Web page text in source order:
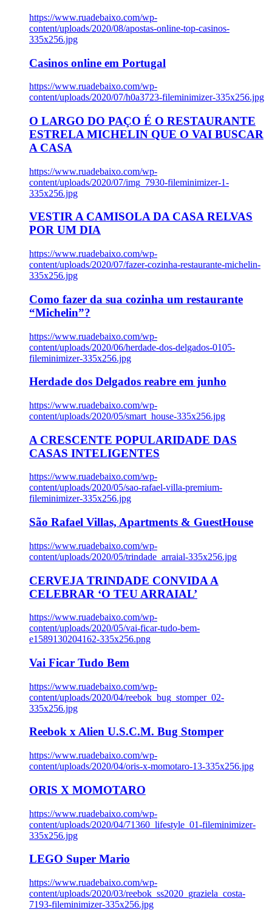
https://www.ruadebaixo.com/wp-
content/uploads/2020/08/apostas-online-top-casinos-
335x256.jpg
Casinos online em Portugal
https://www.ruadebaixo.com/wp-
content/uploads/2020/07/h0a3723-fileminimizer-335x256.jpg
O LARGO DO PAÇO É O RESTAURANTE
ESTRELA MICHELIN QUE O VAI BUSCAR
A CASA
https://www.ruadebaixo.com/wp-
content/uploads/2020/07/img_7930-fileminimizer-1-
335x256.jpg
VESTIR A CAMISOLA DA CASA RELVAS
POR UM DIA
https://www.ruadebaixo.com/wp-
content/uploads/2020/07/fazer-cozinha-restaurante-michelin-
335x256.jpg
Como fazer da sua cozinha um restaurante
“Michelin”?
https://www.ruadebaixo.com/wp-
content/uploads/2020/06/herdade-dos-delgados-0105-
fileminimizer-335x256.jpg
Herdade dos Delgados reabre em junho
https://www.ruadebaixo.com/wp-
content/uploads/2020/05/smart_house-335x256.jpg
A CRESCENTE POPULARIDADE DAS
CASAS INTELIGENTES
https://www.ruadebaixo.com/wp-
content/uploads/2020/05/sao-rafael-villa-premium-
fileminimizer-335x256.jpg
São Rafael Villas, Apartments & GuestHouse
https://www.ruadebaixo.com/wp-
content/uploads/2020/05/trindade_arraial-335x256.jpg
CERVEJA TRINDADE CONVIDA A
CELEBRAR ‘O TEU ARRAIAL’
https://www.ruadebaixo.com/wp-
content/uploads/2020/05/vai-ficar-tudo-bem-
e1589130204162-335x256.png
Vai Ficar Tudo Bem
https://www.ruadebaixo.com/wp-
content/uploads/2020/04/reebok_bug_stomper_02-
335x256.jpg
Reebok x Alien U.S.C.M. Bug Stomper
https://www.ruadebaixo.com/wp-
content/uploads/2020/04/oris-x-momotaro-13-335x256.jpg
ORIS X MOMOTARO
https://www.ruadebaixo.com/wp-
content/uploads/2020/04/71360_lifestyle_01-fileminimizer-
335x256.jpg
LEGO Super Mario
https://www.ruadebaixo.com/wp-
content/uploads/2020/03/reebok_ss2020_graziela_costa-
7193-fileminimizer-335x256.jpg